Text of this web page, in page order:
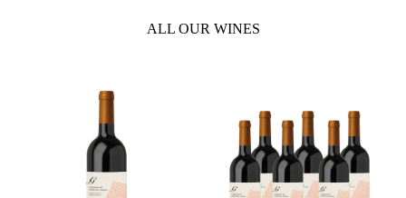
ALL OUR WINES